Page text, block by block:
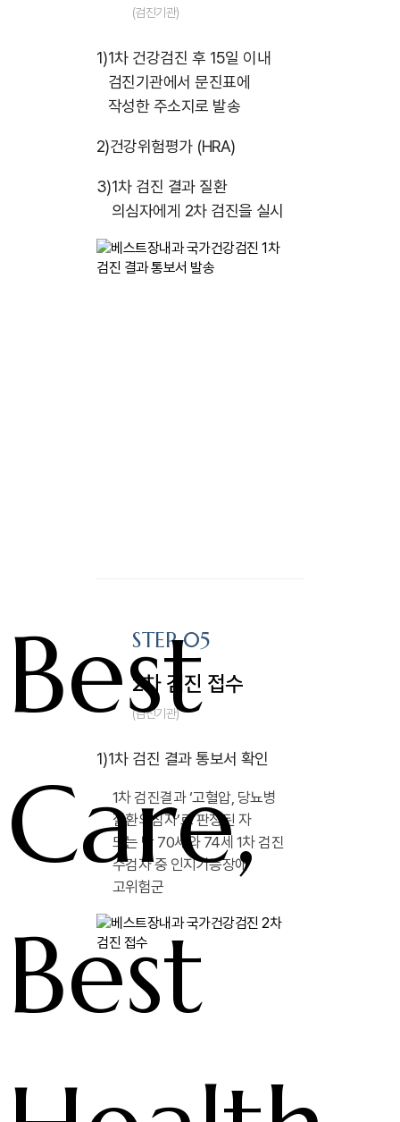
(검진기관)
1)1차 건강검진 후 15일 이내
검진기관에서 문진표에
작성한 주소지로 발송
2)건강위험평가 (HRA)
3)1차 검진 결과 질환
의심자에게 2차 검진을 실시
STEP 05
2차 검진 접수
(검진기관)
1)1차 검진 결과 통보서 확인
1차 검진결과 ‘고혈압, 당뇨병
질환의심자’로 판정된 자
또는 만 70세와 74세 1차 검진
수검자 중 인지기능장애
고위험군
Best
Care,
Best